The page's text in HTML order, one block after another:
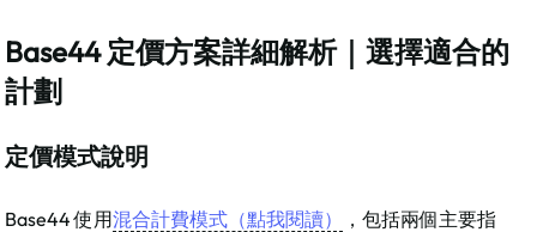
Base44 定價方案詳細解析｜選擇適合的
計劃
定價模式說明
Base44 使用混合計費模式（點我閱讀）
，包括兩個主要指